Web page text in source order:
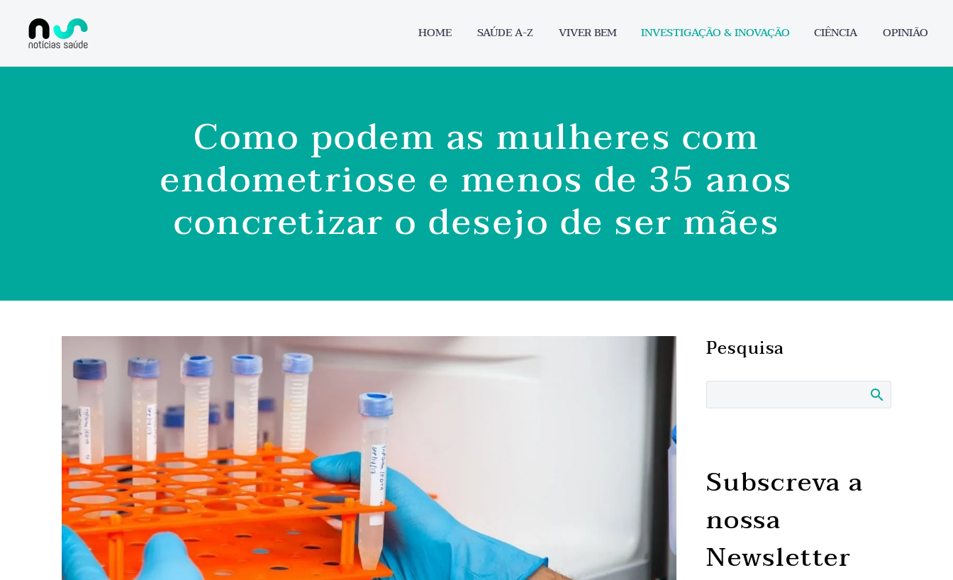
HOME SAÚDE A-Z VIVER BEM INVESTIGAÇÃO & INOVAÇÃO CIÊNCIA OPINIÃO
Como podem as mulheres com
endometriose e menos de 35 anos
concretizar o desejo de ser mães
Pesquisa
Subscreva a
nossa
Newsletter